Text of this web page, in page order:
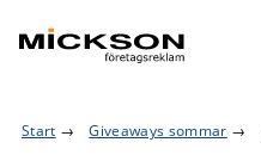
Start → Giveaways sommar →